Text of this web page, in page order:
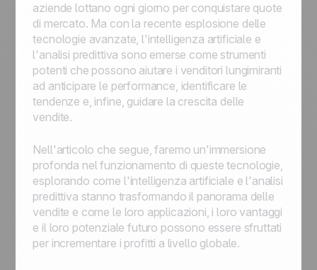
aziende lottano ogni giorno per conquistare quote
di mercato. Ma con la recente esplosione delle
tecnologie avanzate, l'intelligenza artificiale e
l'analisi predittiva sono emerse come strumenti
potenti che possono aiutare i venditori lungimiranti
ad anticipare le performance, identificare le
tendenze e, infine, guidare la crescita delle
vendite.
Nell'articolo che segue, faremo un'immersione
profonda nel funzionamento di queste tecnologie,
esplorando come l'intelligenza artificiale e l'analisi
predittiva stanno trasformando il panorama delle
vendite e come le loro applicazioni, i loro vantaggi
e il loro potenziale futuro possono essere sfruttati
per incrementare i profitti a livello globale.